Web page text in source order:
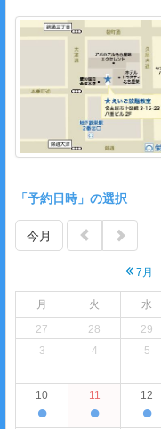
「予約日時」の選択
今月
7月
月 火 水
27
28 29
3
4 5
10
●
11
●
12
●